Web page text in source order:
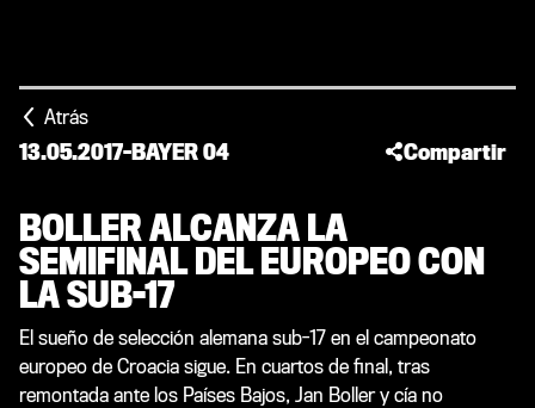
Atrás
13.05.2017-BAYER 04 Compartir
BOLLER ALCANZA LA
SEMIFINAL DEL EUROPEO CON
LA SUB-17
El sueño de selección alemana sub-17 en el campeonato
europeo de Croacia sigue. En cuartos de final, tras
remontada ante los Países Bajos, Jan Boller y cía no